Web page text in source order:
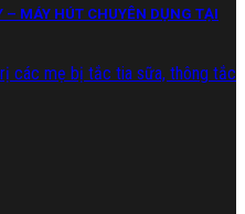
MÁY HÚT CHUYÊN DỤNG TẠI
các mẹ bị tắc tia sữa, thông tắc